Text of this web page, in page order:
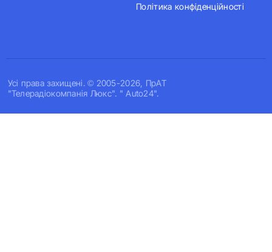
Усi права захищенi. © 2005-2026, ПрАТ
"Телерадіокомпанія Люкс". " Auto24".
Політика конфіденційності